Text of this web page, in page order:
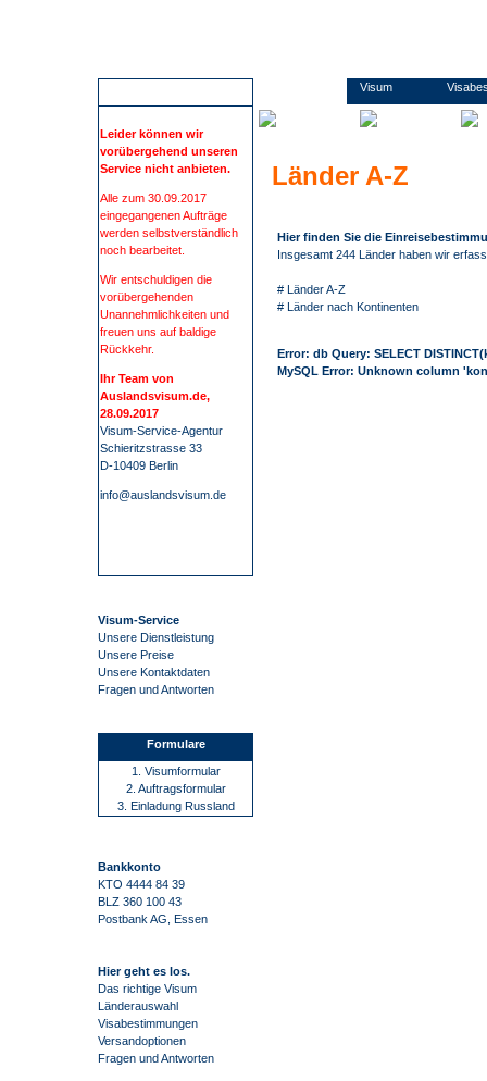
Leider können wir
vorübergehend unseren
Service nicht anbieten.
Alle zum 30.09.2017
eingegangenen Aufträge
werden selbstverständlich
noch bearbeitet.
Wir entschuldigen die
vorübergehenden
Unannehmlichkeiten und
freuen uns auf baldige
Rückkehr.
Ihr Team von
Auslandsvisum.de,
28.09.2017
Visum-Service-Agentur
Schieritzstrasse 33
D-10409 Berlin
info@auslandsvisum.de
Visum-Service
Unsere Dienstleistung
Unsere Preise
Unsere Kontaktdaten
Fragen und Antworten
Formulare
1. Visumformular
2. Auftragsformular
3. Einladung Russland
Bankkonto
KTO 4444 84 39
BLZ 360 100 43
Postbank AG, Essen
Hier geht es los.
Das richtige Visum
Länderauswahl
Visabestimmungen
Versandoptionen
Fragen und Antworten
Visum
Länder A-Z
Hier finden Sie die
Insgesamt 244 Länder haben wir
# Länder A-Z
# Länder nach Kontinenten
Error: db Query: SELECT
MySQL Error: Unknown column